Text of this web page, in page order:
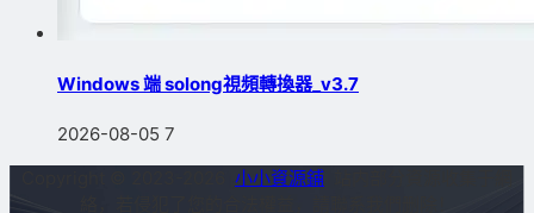
Windows 端 solong視頻轉換器_v3.7
2026-08-05 7
小小資源鋪